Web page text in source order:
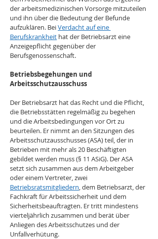
der arbeitsmedizinischen Vorsorge mitzuteilen
und ihn über die Bedeutung der Befunde
aufzuklären. Bei Verdacht auf eine
Berufskrankheit hat der Betriebsarzt eine
Anzeigepflicht gegenüber der
Berufsgenossenschaft.
Betriebsbegehungen und
Arbeitsschutzausschuss
Der Betriebsarzt hat das Recht und die Pflicht,
die Betriebsstätten regelmäßig zu begehen
und die Arbeitsbedingungen vor Ort zu
beurteilen. Er nimmt an den Sitzungen des
Arbeitsschutzausschusses (ASA) teil, der in
Betrieben mit mehr als 20 Beschäftigten
gebildet werden muss (§ 11 ASiG). Der ASA
setzt sich zusammen aus dem Arbeitgeber
oder einem Vertreter, zwei
Betriebsratsmitgliedern, dem Betriebsarzt, der
Fachkraft für Arbeitssicherheit und dem
Sicherheitsbeauftragten. Er tritt mindestens
vierteljährlich zusammen und berät über
Anliegen des Arbeitsschutzes und der
Unfallverhütung.